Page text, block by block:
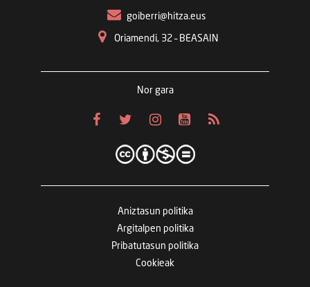
goiberri@hitza.eus
Oriamendi, 32 – BEASAIN
Nor gara
Aniztasun politika
Argitalpen politika
Pribatutasun politika
Cookieak